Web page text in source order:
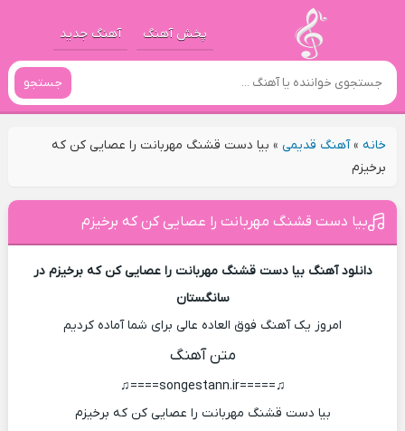
پخش آهنگ آهنگ جدید
جستجو
خانه»آهنگ قدیمی» بيا دست قشنگ مهربانت را عصايی کن که
برخيزم
بيا دست قشنگ مهربانت را عصايی کن که برخيزم
دانلود آهنگ بيا دست قشنگ مهربانت را عصايی کن که برخيزم در
سانگستان
امروز یک آهنگ فوق العاده عالی برای شما آماده کردیم
متن آهنگ
♫=====songestann.ir====♫
بيا دست قشنگ مهربانت را عصايی کن که برخيزم